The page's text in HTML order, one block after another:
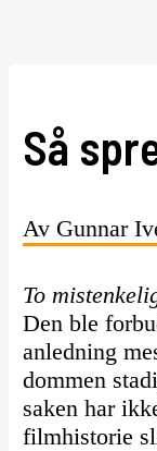
Så
Av Gunnar
To
Den ble
anledning
dommen
saken har
filmhistorie